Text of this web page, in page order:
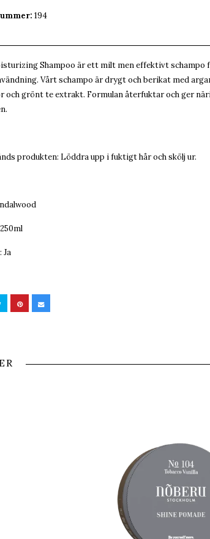
194
Shampoo är ett milt men effektivt schampo
Vårt schampo är drygt och berikat med
och grönt te extrakt. Formulan återfuktar och ger
produkten: Löddra upp i fuktigt hår och skölj ur.
Ja